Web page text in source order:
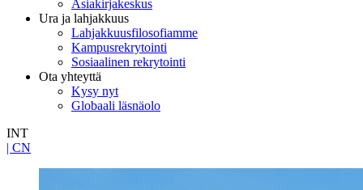
Asiakirjakeskus
Ura ja lahjakkuus
Lahjakkuusfilosofiamme
Kampusrekrytointi
Sosiaalinen rekrytointi
Ota yhteyttä
Kysy nyt
Globaali läsnäolo
INT
| CN